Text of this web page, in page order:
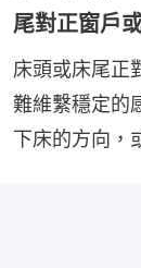
尾對正窗戶
床頭或床尾正
難維繫穩定的
下床的方向，